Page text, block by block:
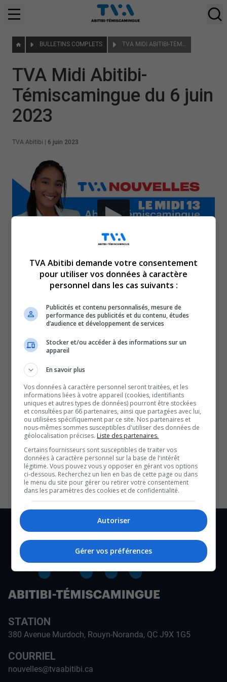
BULLETINS COMPLETS TVA MIDI ABITIBI-TÉMISCAMINGUE DU 6 JUIN 2023
TVA Midi Abitibi-
Témiscamingue du 6 juin
2023
TVA Abitibi 6 juin 2023
En manchettes en ce mardi 6 juin 2023 :
Le ministre de la Sécurité publique est à Val-d’Or pour
faire le point sur les feux de forêt.
Nos équipes sont sur le terrain, on fait le tour à Normétal
et à Lebel-sur-Quévillon.
QUESTION DU JOUR
Commentaires
SOUTENIR NOS MÉDIAS, C’EST PROTÉGER NOTRE
CULTURE ET NOTRE ÉCONOMIE
STATION
380 Avenue Murdoch, Rouyn-Noranda, QC J9X 1G5
COURRIEL
nouvelles@tvaabitibi.ca
TVA Abitibi demande votre consentement
pour utiliser vos données à caractère
personnel dans les cas suivants :
Publicités et contenu personnalisés, mesure de
performance des publicités et du contenu, études
d’audience et développement de services
Stocker et/ou accéder à des informations sur un
appareil
En savoir plus
Vos données à caractère personnel seront traitées, et les
informations liées à votre appareil (cookies, identifiants
uniques et autres types de données) pourront être stockées
et consultées par 66 partenaires, ainsi que partagées avec lui,
ou utilisées spécifiquement par ce site. Nos partenaires et
nous-mêmes sommes susceptibles d'utiliser des données de
géolocalisation précises. Liste des partenaires.
Certains fournisseurs sont susceptibles de traiter vos
données à caractère personnel sur la base de l'intérêt
légitime. Vous pouvez vous y opposer en gérant vos options
ci-dessous. Recherchez un lien en bas de cette page ou dans
le menu du site pour gérer ou retirer votre consentement
dans les paramètres des cookies et de confidentialité.
Autoriser
Gérer vos préférences